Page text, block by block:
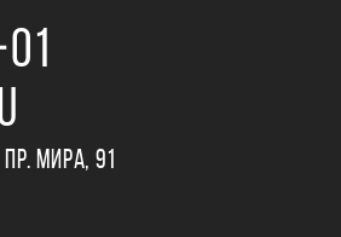
МИРА, 91